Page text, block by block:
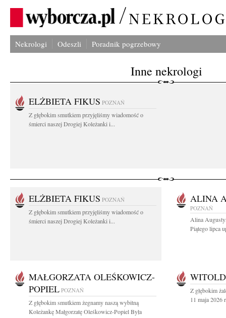
Nekrologi Odeszli Poradnik pogrzebowy
Inne nekrologi
ELŻBIETA FIKUS POZNAŃ
Z głębokim smutkiem przyjęliśmy wiadomość o
śmierci naszej Drogiej Koleżanki i...
ELŻBIETA FIKUS POZNAŃ
Z głębokim smutkiem przyjęliśmy wiadomość o
śmierci naszej Drogiej Koleżanki i...
ALINA
POZNAŃ
Alina
Piątego lipca
MAŁGORZATA OLEŚKOWICZ-
POPIEL POZNAŃ
Z głębokim smutkiem żegnamy naszą wybitną
Koleżankę Małgorzatę Oleśkowicz-Popiel Była
Z głębokim
11 maja 2026